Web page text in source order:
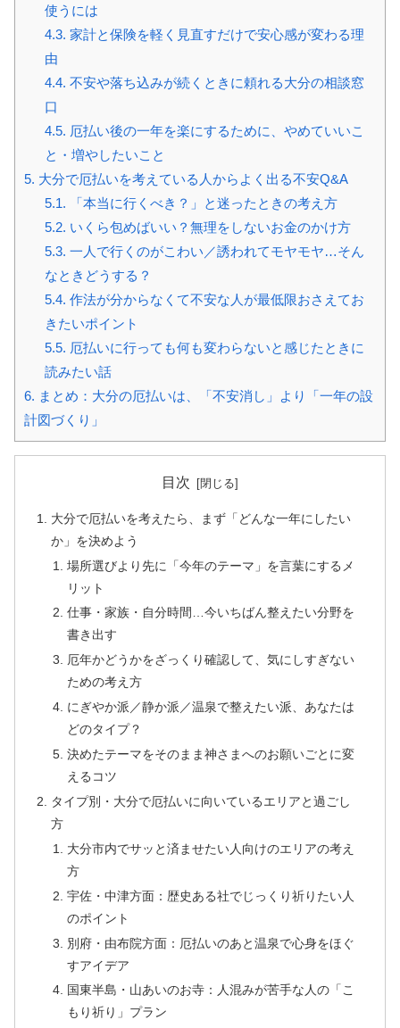
使うには
4.3. 家計と保険を軽く見直すだけで安心感が変わる理
由
4.4. 不安や落ち込みが続くときに頼れる大分の相談窓
口
4.5. 厄払い後の一年を楽にするために、やめていいこ
と・増やしたいこと
5. 大分で厄払いを考えている人からよく出る不安Q&A
5.1. 「本当に行くべき？」と迷ったときの考え方
5.2. いくら包めばいい？無理をしないお金のかけ方
5.3. 一人で行くのがこわい／誘われてモヤモヤ…そん
なときどうする？
5.4. 作法が分からなくて不安な人が最低限おさえてお
きたいポイント
5.5. 厄払いに行っても何も変わらないと感じたときに
読みたい話
6. まとめ：大分の厄払いは、「不安消し」より「一年の設
計図づくり」
目次
大分で厄払いを考えたら、まず「どんな一年にしたい
か」を決めよう
場所選びより先に「今年のテーマ」を言葉にするメ
リット
仕事・家族・自分時間…今いちばん整えたい分野を
書き出す
厄年かどうかをざっくり確認して、気にしすぎない
ための考え方
にぎやか派／静か派／温泉で整えたい派、あなたは
どのタイプ？
決めたテーマをそのまま神さまへのお願いごとに変
えるコツ
タイプ別・大分で厄払いに向いているエリアと過ごし
方
大分市内でサッと済ませたい人向けのエリアの考え
方
宇佐・中津方面：歴史ある社でじっくり祈りたい人
のポイント
別府・由布院方面：厄払いのあと温泉で心身をほぐ
すアイデア
国東半島・山あいのお寺：人混みが苦手な人の「こ
もり祈り」プラン